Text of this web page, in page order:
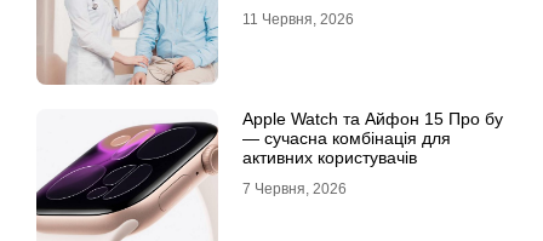
11 Червня, 2026
Apple Watch та Айфон 15 Про бу
— сучасна комбінація для
активних користувачів
7 Червня, 2026